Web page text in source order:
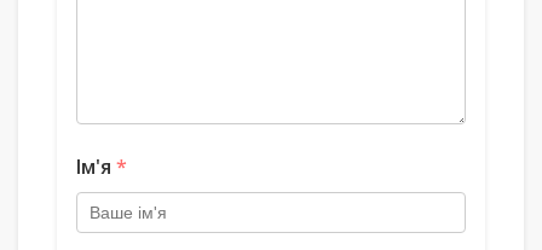
Ім'я *